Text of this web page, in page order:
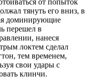
тянуть его вниз, в
доминирующие
перешел в
нанеся
локтем сделал
тем временем,
свои удары с
клинчи.